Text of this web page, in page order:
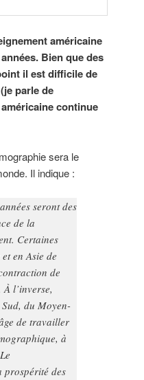
américaine
Bien que des
il est difficile de
parle de
continue
sera le
Il indique :
seront des
de la
Certaines
en Asie de
de
l’inverse,
du Moyen-
de travailler
à
prospérité des